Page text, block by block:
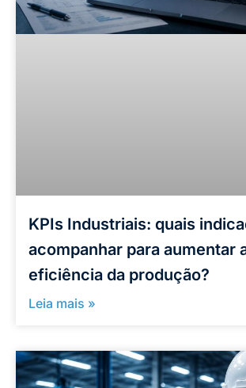
KPIs Industriais: quais
acompanhar para aumentar
eficiência da produção?
Leia mais »